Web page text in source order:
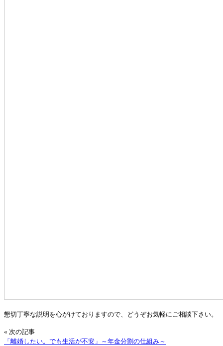
懇切丁寧な説明を心がけておりますので、どうぞお気軽にご相談下さい。
« 次の記事
「離婚したい。でも生活が不安」～年金分割の仕組み～